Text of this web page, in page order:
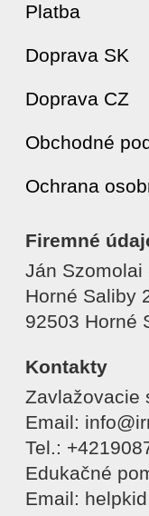
Platba
Doprava SK
Doprava CZ
Obchodné
Ochrana
Firemné
Ján Szomolai
Horné Saliby
92503 Horné
Kontakty
Zavlažovacie
Email:
Tel.:
Edukačné
Email: